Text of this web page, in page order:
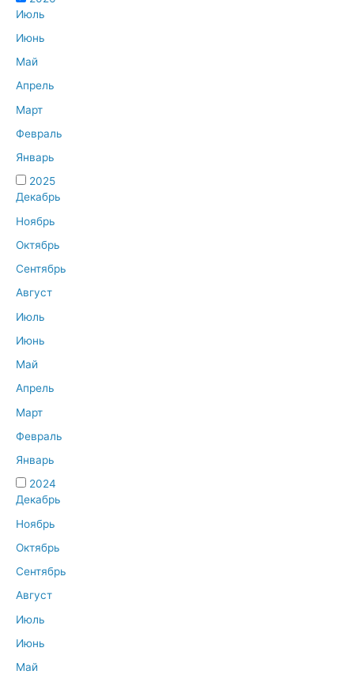
Июль
Июнь
Май
Апрель
Март
Февраль
Январь
2025
Декабрь
Ноябрь
Октябрь
Сентябрь
Август
Июль
Июнь
Май
Апрель
Март
Февраль
Январь
2024
Декабрь
Ноябрь
Октябрь
Сентябрь
Август
Июль
Июнь
Май